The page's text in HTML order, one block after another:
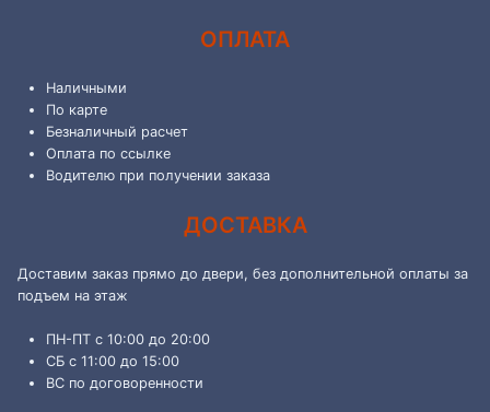
ОПЛАТА
Наличными
По карте
Безналичный расчет
Оплата по ссылке
Водителю при получении заказа
ДОСТАВКА
Доставим заказ прямо до двери, без дополнительной оплаты за
подъем на этаж
ПН-ПТ с 10:00 до 20:00
СБ с 11:00 до 15:00
ВС по договоренности